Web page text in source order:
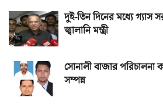
দুই-তিন দিনের মধ্যে গ্যাস
জ্বালানি মন্ত্রী
সোনালী বাজার পরিচালনা
সম্পন্ন